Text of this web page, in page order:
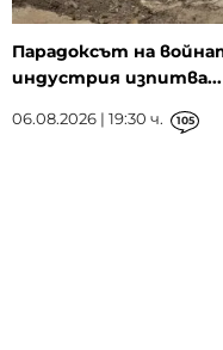
Парадоксът на
индустрия изпитва...
06.08.2026 | 19:30 ч. 105